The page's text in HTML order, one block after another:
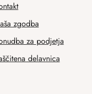
zgodba
za podjetja
delavnica